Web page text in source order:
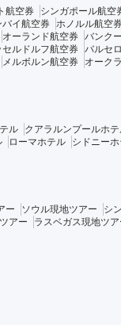
航空券 シンガポール航空
バイ航空券 ホノルル航空
オーランド航空券 バンク
セルドルフ航空券 バルセ
メルボルン航空券 オーク
ル クアラルンプールホ
ローマホテル シドニー
ー ソウル現地ツアー
シ
アー ラスベガス現地ツア